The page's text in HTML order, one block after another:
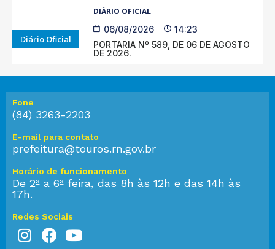
Diário Oficial
DIÁRIO OFICIAL
06/08/2026
14:23
PORTARIA Nº 589, DE 06 DE AGOSTO
DE 2026.
Fone
(84) 3263-2203
E-mail para contato
prefeitura@touros.rn.gov.br
Horário de funcionamento
De 2ª a 6ª feira, das 8h às 12h e das 14h às
17h.
Redes Sociais